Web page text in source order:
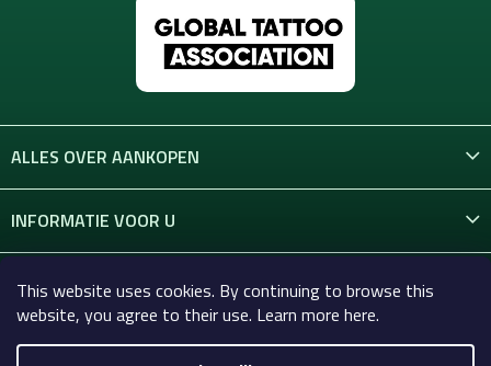
This website uses cookies. By continuing to browse this
website, you agree to their use. Learn more here.
ALLES OVER AANKOPEN
INFORMATIE VOOR U
CONTACT